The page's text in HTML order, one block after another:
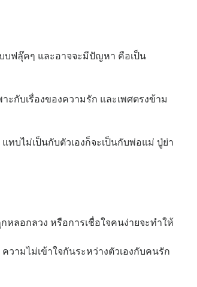
ฟลุ๊คๆ และอาจจะมีปัญหา คือเป็น
กับเรื่องของความรัก และเพศตรงข้าม
บไม่เป็นกับตัวเองก็จะเป็นกับพ่อแม่ ปู่ย่า
หลอกลวง หรือการเชื่อใจคนง่ายจะทำให้
ามไม่เข้าใจกันระหว่างตัวเองกับคนรัก